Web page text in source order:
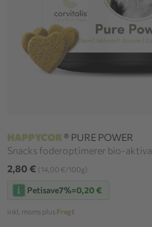
HAPPYCOR ® PURE POWER
Snacks foderoptimerer bio-
2,80 € (14,00 €/100g)
Petisave7%=0,20 €
inkl. moms plus Fragt